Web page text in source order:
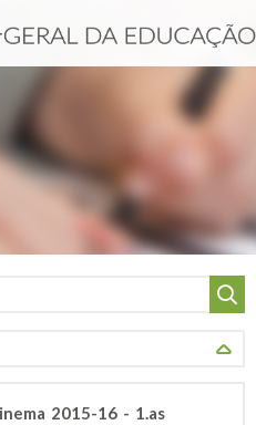
2015-16 - 1.as